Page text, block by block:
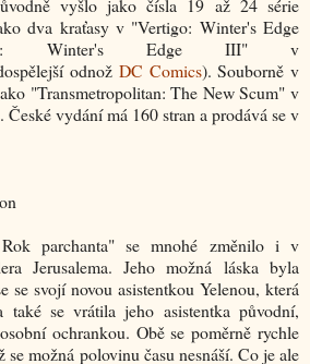
vyšlo jako čísla 19 až 24 série
dva kraťasy v "Vertigo: Winter's Edge
Winter's Edge III" v
odnožDC Comics). Souborně v
"Transmetropolitan: The New Scum" v
. České vydání má 160 stran a prodává se v
parchanta" se mnohé změnilo i v
Jerusalema. Jeho možná láska byla
se svojí novou asistentkou Yelenou, která
se vrátila jeho asistentka původní,
ochrankou. Obě se poměrně rychle
možná polovinu času nesnáší. Co je ale